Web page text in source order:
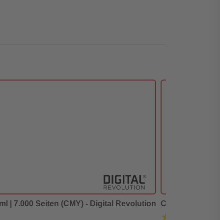
| 7.000 Seiten (CMY) - Digital Revolution Canon GI-590
★★★★★
★★★★★